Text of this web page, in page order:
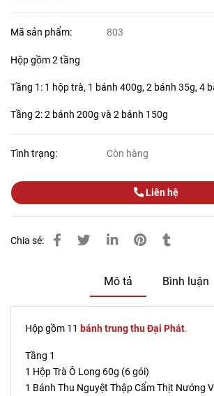
Mã sản phẩm: 803
Hộp gồm 2 tầng
Tầng 1: 1 hộp trà, 1 bánh 400g, 2 bánh 35g, 4
Tầng 2: 2 bánh 200g và 2 bánh 150g
Tình trạng: Còn hàng
Liên hệ
Chia sẻ:
Mô tả Bình luận
Hộp gồm 11 bánh trung thu Đại Phát.
Tầng 1
1 Hộp Trà Ô Long 60g (6 gói)
1 Bánh Thu Nguyệt Thập Cẩm Thịt Nướng